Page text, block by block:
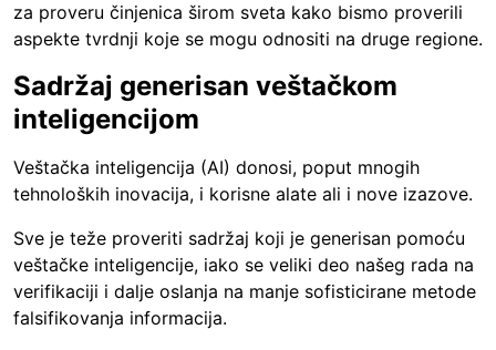
za proveru činjenica širom sveta kako bismo proverili
aspekte tvrdnji koje se mogu odnositi na druge regione.
Sadržaj generisan veštačkom
inteligencijom
Veštačka inteligencija (AI) donosi, poput mnogih
tehnoloških inovacija, i korisne alate ali i nove izazove.
Sve je teže proveriti sadržaj koji je generisan pomoću
veštačke inteligencije, iako se veliki deo našeg rada na
verifikaciji i dalje oslanja na manje sofisticirane metode
falsifikovanja informacija.